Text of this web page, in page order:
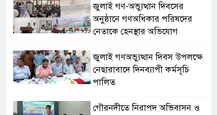
জুলাই গণ-অভ্যুত্থান দিবসের
অনুষ্ঠানে গণঅধিকার পরিষদের
নেতাকে হেনস্থার অভিযোগ
জুলাই গণঅভ্যুত্থান দিবস উপলক্ষে
নেছারাবাদে দিনব্যাপী কর্মসূচি
পালিত
গৌরনদীতে নিরাপদ অভিবাসন ও